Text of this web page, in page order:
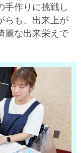
手作りに挑戦し
らも、出来上が
麗な出来栄えで